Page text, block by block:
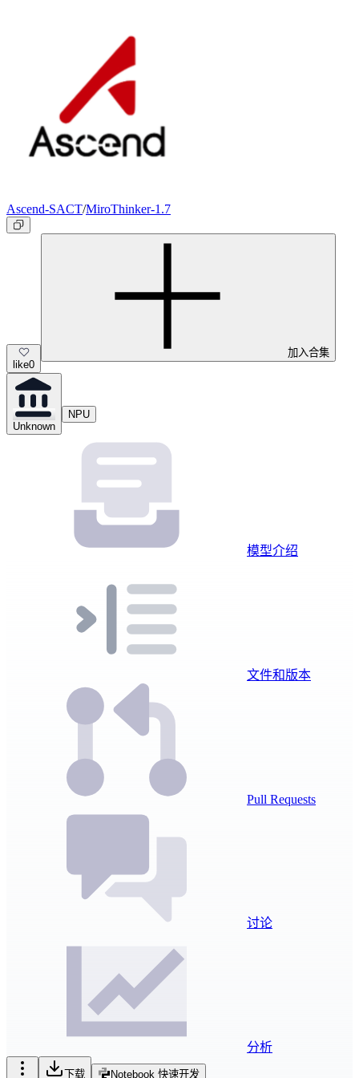
Ascend-SACT/MiroThinker-1.7
like0
加入合集
Unknown
NPU
模型介绍
文件和版本
Pull Requests
讨论
分析
下载 Notebook 快速开发